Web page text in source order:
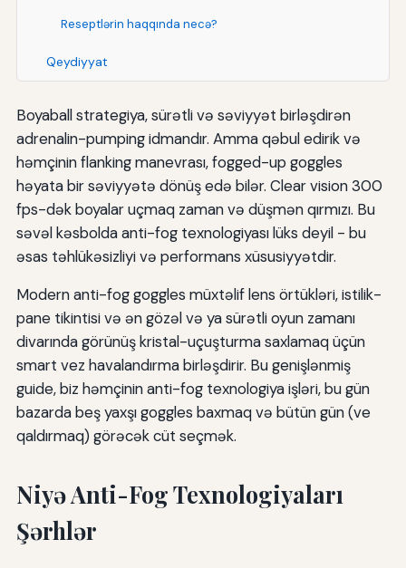
Reseptlərin haqqında necə?
Qeydiyyat
Boyaball strategiya, sürətli və səviyyət birləşdirən
adrenalin-pumping idmandır. Amma qəbul edirik və
həmçinin flanking manevrası, fogged-up goggles
həyata bir səviyyətə dönüş edə bilər. Clear vision 300
fps-dək boyalar uçmaq zaman və düşmən qırmızı. Bu
səvəl kəsbolda anti-fog texnologiyası lüks deyil - bu
əsas təhlükəsizliyi və performans xüsusiyyətdir.
Modern anti-fog goggles müxtəlif lens örtükləri, istilik-
pane tikintisi və ən gözəl və ya sürətli oyun zamanı
divarında görünüş kristal-uçuşturma saxlamaq üçün
smart vez havalandırma birləşdirir. Bu genişlənmiş
guide, biz həmçinin anti-fog texnologiya işləri, bu gün
bazarda beş yaxşı goggles baxmaq və bütün gün (ve
qaldırmaq) görəcək cüt seçmək.
Niyə Anti-Fog Texnologiyaları
Şərhlər